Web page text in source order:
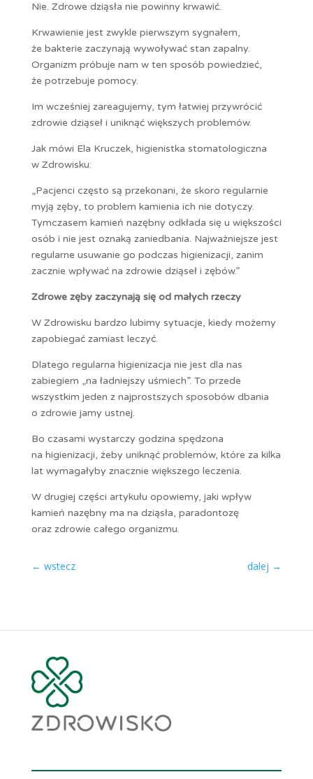
Nie. Zdrowe dziąsła nie powinny krwawić.
Krwawienie jest zwykle pierwszym sygnałem,
że bakterie zaczynają wywoływać stan zapalny.
Organizm próbuje nam w ten sposób powiedzieć,
że potrzebuje pomocy.
Im wcześniej zareagujemy, tym łatwiej przywrócić
zdrowie dziąseł i uniknąć większych problemów.
Jak mówi Ela Kruczek, higienistka stomatologiczna
w Zdrowisku:
„Pacjenci często są przekonani, że skoro regularnie
myją zęby, to problem kamienia ich nie dotyczy.
Tymczasem kamień nazębny odkłada się u większości
osób i nie jest oznaką zaniedbania. Najważniejsze jest
regularne usuwanie go podczas higienizacji, zanim
zacznie wpływać na zdrowie dziąseł i zębów.”
Zdrowe zęby zaczynają się od małych rzeczy
W Zdrowisku bardzo lubimy sytuacje, kiedy możemy
zapobiegać zamiast leczyć.
Dlatego regularna higienizacja nie jest dla nas
zabiegiem „na ładniejszy uśmiech”. To przede
wszystkim jeden z najprostszych sposobów dbania
o zdrowie jamy ustnej.
Bo czasami wystarczy godzina spędzona
na higienizacji, żeby uniknąć problemów, które za kilka
lat wymagałyby znacznie większego leczenia.
W drugiej części artykułu opowiemy, jaki wpływ
kamień nazębny ma na dziąsła, paradontozę
oraz zdrowie całego organizmu.
← wstecz dalej →